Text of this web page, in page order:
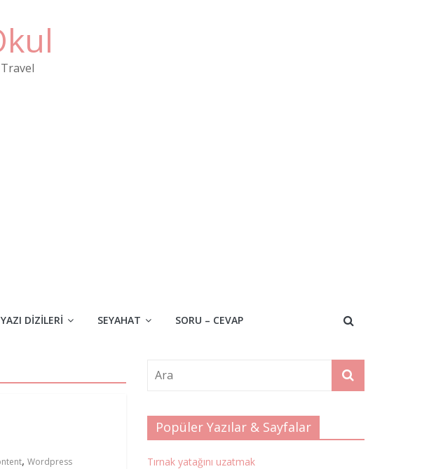
YAZI DIZILERI SEYAHAT SORU – CEVAP
, Wordpress
Popüler Yazılar & Sayfalar
Tırnak yatağını uzatmak